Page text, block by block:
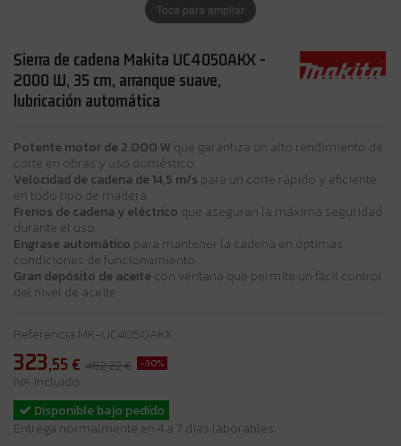
Toca para ampliar
Sierra de cadena Makita UC4050AKX -
2000 W, 35 cm, arranque suave,
lubricación automática
Potente motor de 2.000 W que garantiza un alto rendimiento de
corte en obras y uso doméstico.
Velocidad de cadena de 14,5 m/s para un corte rápido y eficiente
en todo tipo de madera.
Frenos de cadena y eléctrico que aseguran la máxima seguridad
durante el uso.
Engrase automático para mantener la cadena en óptimas
condiciones de funcionamiento.
Gran depósito de aceite con ventana que permite un fácil control
del nivel de aceite.
Referencia MK-UC4050AKX
323,55 € 462,22 € -30%
IVA incluido
Disponible bajo pedido
Entrega normalmente en 4 a 7 días laborables.